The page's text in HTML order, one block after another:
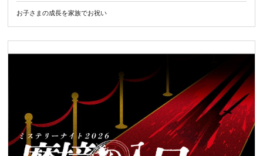
お子さまの成長を家族でお祝い